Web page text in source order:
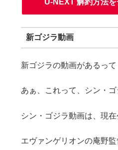
U-NEXT 解約方法を
新ゴジラ動画
新ゴジラの動画があるって
あぁ、これって、シン・ゴ
シン・ゴジラ動画は、現在
エヴァンゲリオンの庵野